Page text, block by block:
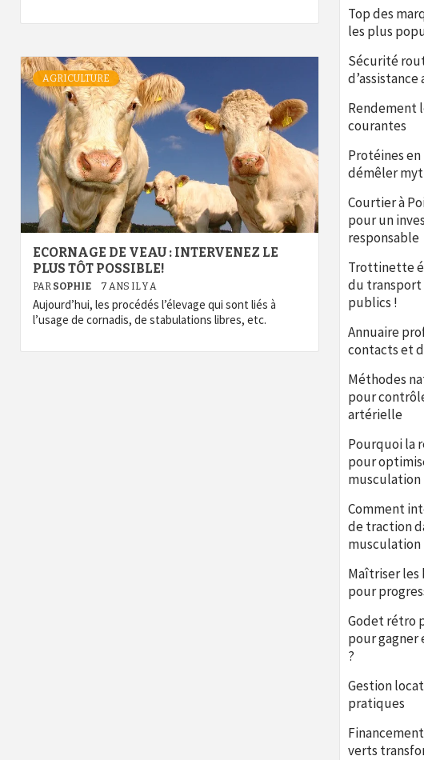
AGRICULTURE
ECORNAGE DE VEAU : INTERVENEZ LE
PLUS TÔT POSSIBLE!
PAR SOPHIE 7 ANS IL Y A
Aujourd’hui, les procédés l’élevage qui sont liés à
l’usage de cornadis, de stabulations libres, etc.
Top des
les plus
Sécurité
d’assistance
Rendement
courantes
Protéines
démêler
Courtier à
pour un
responsable
Trottinette
du transport
publics !
Annuaire
contacts et
Méthodes
pour
artérielle
Pourquoi la
pour
musculation
Comment
de traction
musculation
Maîtriser les
pour
Godet rétro
pour gagner
?
Gestion
pratiques
verts